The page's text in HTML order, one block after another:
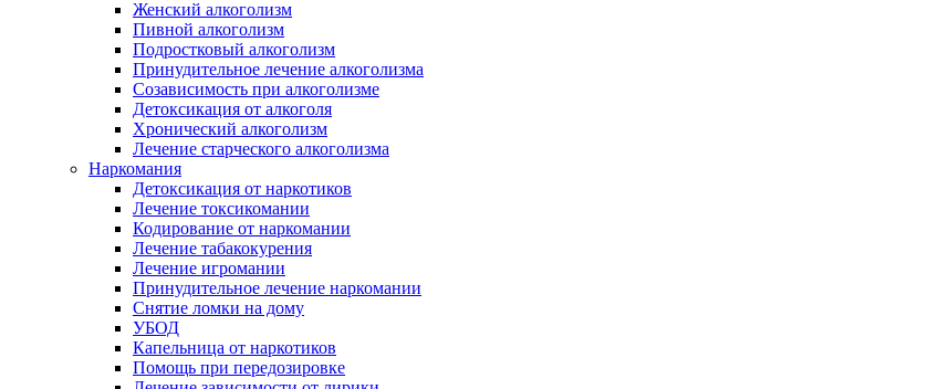
Женский алкоголизм
Пивной алкоголизм
Подростковый алкоголизм
Принудительное лечение алкоголизма
Созависимость при алкоголизме
Детоксикация от алкоголя
Хронический алкоголизм
Лечение старческого алкоголизма
Наркомания
Детоксикация от наркотиков
Лечение токсикомании
Кодирование от наркомании
Лечение табакокурения
Лечение игромании
Принудительное лечение наркомании
Снятие ломки на дому
УБОД
Капельница от наркотиков
Помощь при передозировке